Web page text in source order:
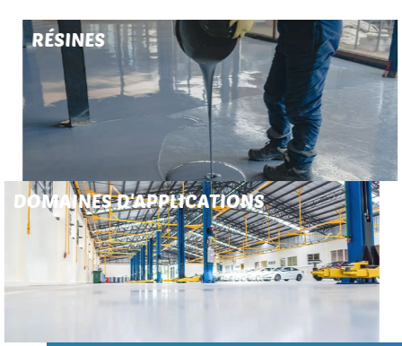
RÉSINES
DOMAINES D'APPLICATIONS